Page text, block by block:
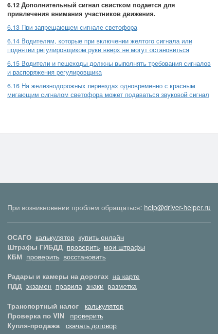
6.12 Дополнительный сигнал свистком подается для
привлечения внимания участников движения.
6.13 При запрещающем сигнале светофора
6.14 Водителям, которые при включении желтого сигнала или
поднятии регулировщиком руки вверх не могут остановиться
6.15 Водители и пешеходы должны выполнять требования сигналов
и распоряжения регулировщика
6.16 На железнодорожных переездах одновременно с красным
мигающим сигналом светофора может подаваться звуковой сигнал
При возникновении проблем обращаться: help@driver-helper.ru
ОСАГО калькулятор купить онлайн
Штрафы ГИБДД проверить мои штрафы
КБМ проверить восстановить
Радары и камеры на дорогах на карте
ПДД экзамен правила знаки разметка
Транспортный налог
калькулятор
Проверка по VIN
проверить
Купля-продажа скачать договор